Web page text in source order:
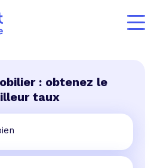
: obtenez le
taux